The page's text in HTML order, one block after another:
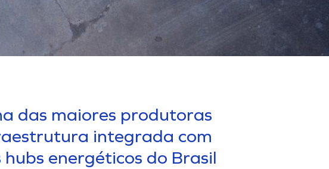
das maiores produtoras
integrada com
energéticos do Brasil